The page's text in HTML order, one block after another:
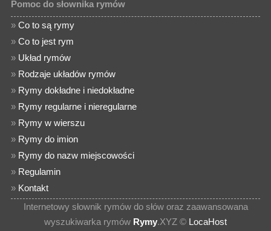
Pomoc do słownika rymów
»Co to są rymy
»Co to jest rym
» Układ rymów
» Rodzaje układów rymów
» Rymy dokładne i niedokładne
» Rymy regularne i nieregularne
» Rymy w wierszu
» Rymy do imion
» Rymy do nazw miejscowości
» Regulamin
» Kontakt
Internetowy słownik rymów do słów oraz zaawansowana
wyszukiwarka rymów Rymy.XYZ © LocaHost